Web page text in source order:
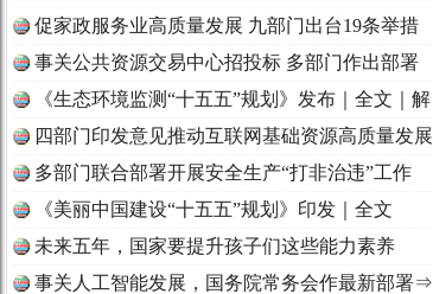
加强纪律..·[视频]牢记初心使命 奋进复兴征程丨“转折之城”激荡..
促家政服务业高质量发展 九部门出台19条举措
事关公共资源交易中心招投标 多部门作出部署
《生态环境监测“十五五”规划》发布｜全文｜解
读
四部门印发意见推动互联网基础资源高质量发展
多部门联合部署开展安全生产“打非治违”工作
《美丽中国建设“十五五”规划》印发｜全文
未来五年，国家要提升孩子们这些能力素养
事关人工智能发展，国务院常务会作最新部署⇒